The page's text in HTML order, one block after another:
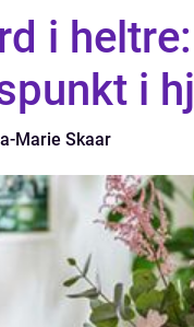
i
i
Marie Skaar